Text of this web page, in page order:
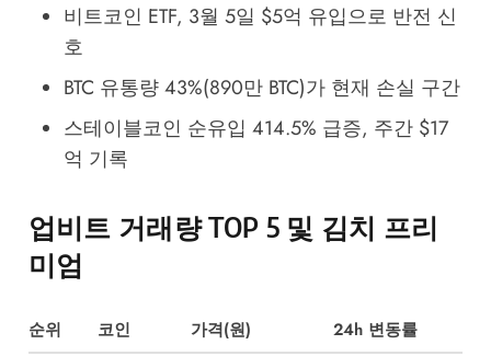
비트코인 ETF, 3월 5일 $5억 유입으로 반전 신
호
BTC 유통량 43%(890만 BTC)가 현재 손실 구간
스테이블코인 순유입 414.5% 급증, 주간 $17
억 기록
업비트 거래량 TOP 5 및 김치 프리
미엄
순위 코인 가격(원)
24h 변동률